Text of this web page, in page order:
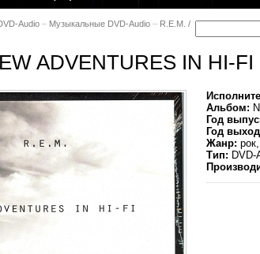
Audio – Музыкальные DVD-Audio – R.E.M. /
ADVENTURES IN HI-
Альбом:
Год
Год
Жанр:
Тип: DVD-